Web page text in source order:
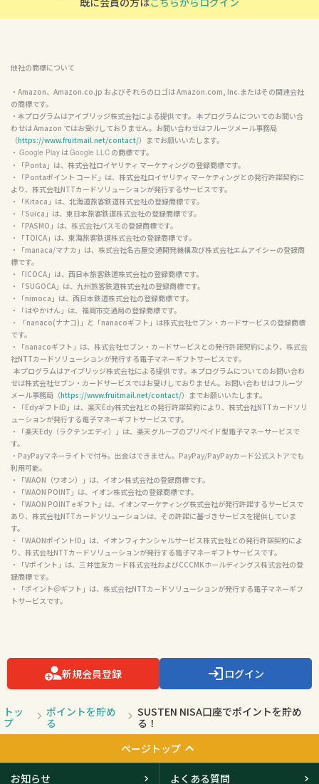
他社の商標について
・Amazon、Amazon.co.jp およびそれらのロゴは Amazon.com, Inc.またはその関連会社
の商標です。
・本プログラムはアイブリッジ株式会社による提供です。 本プログラムについてのお問い合
わせは Amazon ではお受けしておりません。お問い合わせはフルーツメール事務局
（https://www.fruitmail.net/contact/）までお願いいたします。
・ Google Play は Google LLC の商標です。
・「Ponta」は、株式会社ロイヤリティ マーケティングの登録商標です。
・「Pontaポイント コード」は、株式会社ロイヤリティ マーケティングとの発行許諾契約に
より、株式会社NTTカードソリューションが発行するサービスです。
・「Kitaca」は、北海道旅客鉄道株式会社の登録商標です。
・「Suica」は、東日本旅客鉄道株式会社の登録商標です。
・「PASMO」は、株式会社パスモの登録商標です。
・「TOICA」は、東海旅客鉄道株式会社の登録商標です。
・「manaca/マナカ」は、株式会社名古屋交通開発機構及び株式会社エムアイシーの登録商
標です。
・「ICOCA」は、西日本旅客鉄道株式会社の登録商標です。
・「SUGOCA」は、九州旅客鉄道株式会社の登録商標です。
・「nimoca」は、西日本鉄道株式会社の登録商標です。
・「はやかけん」は、福岡市交通局の登録商標です。
・ 「nanaco(ナナコ)」と「nanacoギフト」は株式会社セブン・カードサービスの登録商標
です。
・「nanacoギフト」は、株式会社セブン・カードサービスとの発行許諾契約により、株式会
社NTTカードソリューションが発行する電子マネーギフトサービスです。
せは株式会社セブン・カードサービスではお受けしておりません。お問い合わせはフルーツ
メール事務局（https://www.fruitmail.net/contact/）までお願いいたします。
・「EdyギフトID」は、楽天Edy株式会社との発行許諾契約により、株式会社NTTカードソリ
ューションが発行する電子マネーギフトサービスです。
・「楽天Edy（ラクテンエディ）」は、楽天グループのプリペイド型電子マネーサービスで
す。
・PayPayマネーライトで付与。出金はできません。PayPay/PayPayカード公式ストアでも
利用可能。
・「WAON（ワオン）」は、イオン株式会社の登録商標です。
・「WAON POINT」は、イオン株式会社の登録商標です。
・「WAON POINT eギフト」は、イオンマーケティング株式会社が発行許諾するサービスで
あり、株式会社NTTカードソリューションは、その許諾に基づきサービスを提供していま
す。
・「WAONポイントID」は、イオンフィナンシャルサービス株式会社との発行許諾契約によ
り、株式会社NTTカードソリューションが発行する電子マネーギフトサービスです。
・「Vポイント」は、三井住友カード株式会社およびCCCMKホールディングス株式会社の登
録商標です。
・「ポイント＠ギフト」は、株式会社NTTカードソリューションが発行する電子マネーギフ
トサービスです。
新規会員登録 ログイン
トッ
プ
ポイントを貯め
る
SUSTEN NISA口座でポイントを貯め
る！
ページトップ
お知らせ よくある質問